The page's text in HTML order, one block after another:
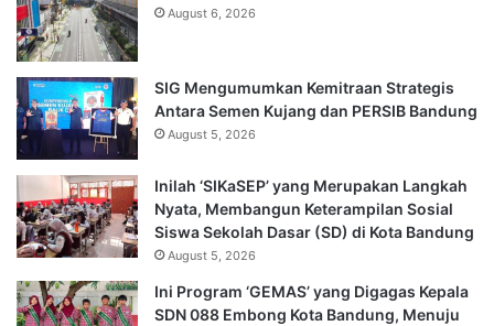
August 6, 2026
SIG Mengumumkan Kemitraan Strategis
Antara Semen Kujang dan PERSIB Bandung
August 5, 2026
Inilah ‘SIKaSEP’ yang Merupakan Langkah
Nyata, Membangun Keterampilan Sosial
Siswa Sekolah Dasar (SD) di Kota Bandung
August 5, 2026
Ini Program ‘GEMAS’ yang Digagas Kepala
SDN 088 Embong Kota Bandung, Menuju